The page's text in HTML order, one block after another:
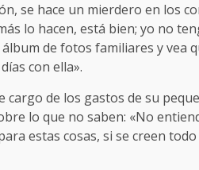
se hace un mierdero en los
lo hacen, está bien; yo no
de fotos familiares y vea
con ella».
cargo de los gastos de su
lo que no saben: «No
estas cosas, si se creen